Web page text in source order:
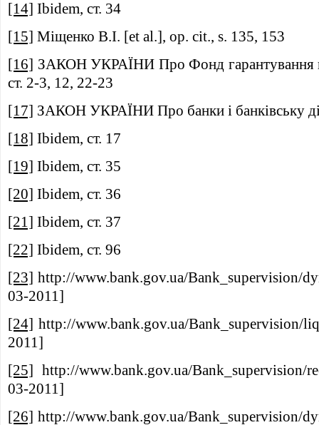
[14] Ibidem, ст. 34
[15] Міщенко В.І. [et al.], op. cit., s. 135, 153
[16] ЗАКОН УКРАЇНИ Про Фонд гарантування
ст. 2-3, 12, 22-23
[17] ЗАКОН УКРАЇНИ Про банки і банківську
[18] Ibidem, ст. 17
[19] Ibidem, ст. 35
[20] Ibidem, ст. 36
[21] Ibidem, ст. 37
[22] Ibidem, ст. 96
[23] http://www.bank.gov.ua/Bank_supervision/
03-2011]
[24] http://www.bank.gov.ua/Bank_supervision/
2011]
[25]
http://www.bank.gov.ua/Bank_supervision/
03-2011]
[26] http://www.bank.gov.ua/Bank_supervision/